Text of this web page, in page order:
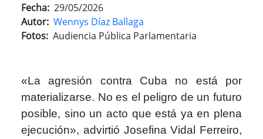
Fecha 29/05/2026
Autor Wennys Díaz Ballaga
Fotos Audiencia Pública Parlamentaria
«La agresión contra Cuba no está por
materializarse. No es el peligro de un futuro
posible, sino un acto que está ya en plena
ejecución», advirtió Josefina Vidal Ferreiro,